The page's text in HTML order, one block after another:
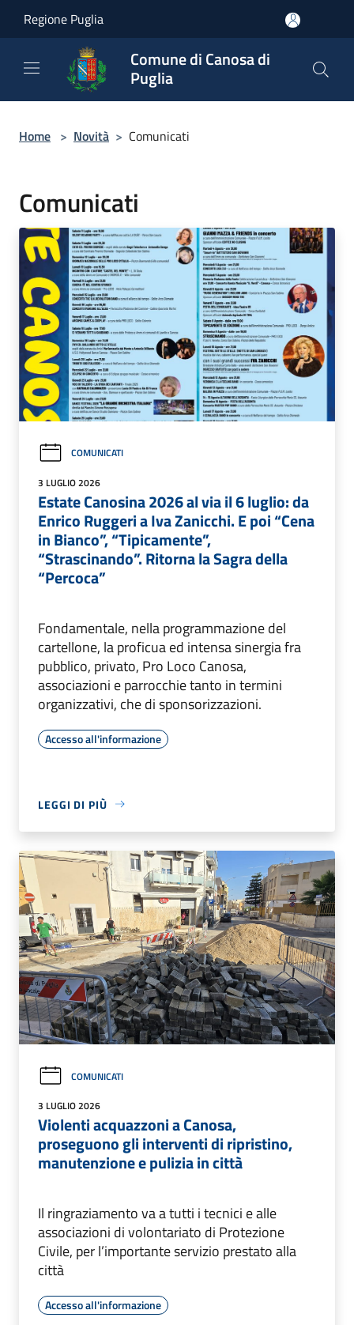
Regione Puglia
Comune di Canosa di
Puglia
Home > Novità > Comunicati
Comunicati
COMUNICATI
3 LUGLIO 2026
Estate Canosina 2026 al via il 6 luglio: da
Enrico Ruggeri a Iva Zanicchi. E poi “Cena
in Bianco”, “Tipicamente”,
“Strascinando”. Ritorna la Sagra della
“Percoca”
Fondamentale, nella programmazione del
cartellone, la proficua ed intensa sinergia fra
pubblico, privato, Pro Loco Canosa,
associazioni e parrocchie tanto in termini
organizzativi, che di sponsorizzazioni.
Accesso all'informazione
LEGGI DI PIÙ
COMUNICATI
3 LUGLIO 2026
Violenti acquazzoni a Canosa,
proseguono gli interventi di ripristino,
manutenzione e pulizia in città
Il ringraziamento va a tutti i tecnici e alle
associazioni di volontariato di Protezione
Civile, per l’importante servizio prestato alla
città
Accesso all'informazione